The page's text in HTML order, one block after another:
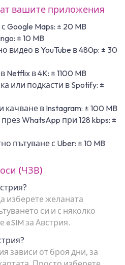
вашите приложения
Google Maps: ± 20 MB
± 10 MB
видео в YouTube в 480p: ± 30
в 4K: ± 1100 MB
или подкасти в Spotify: ±
в Instagram: ± 100 MB
WhatsApp при 128 kbps: ±
пътуване с Uber: ± 10 MB
(ЧЗВ)
изберете желаната
си и с няколко
eSIM за Австрия.
зависи от броя дни, за